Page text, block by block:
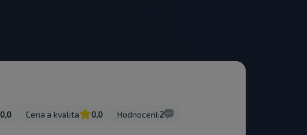
0,0 Cena a kvalita 0,0 Hodnocení:2